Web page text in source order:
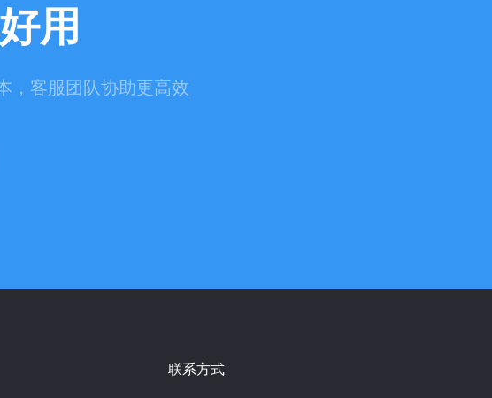
用
，客服团队协助更高效
联系方式